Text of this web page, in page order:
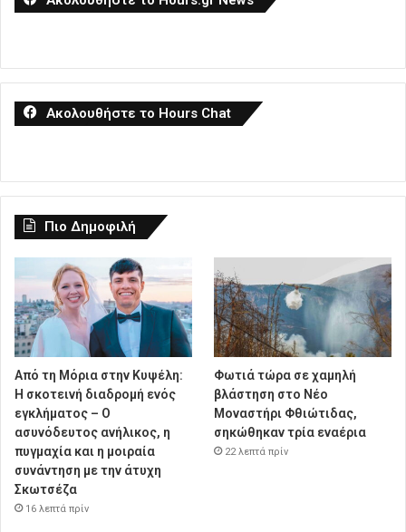
Ακολουθήστε το Hours Chat
Πιο Δημοφιλή
Από τη Μόρια στην Κυψέλη:
Η σκοτεινή διαδρομή ενός
εγκλήματος – Ο
ασυνόδευτος ανήλικος, η
πυγμαχία και η μοιραία
συνάντηση με την άτυχη
Σκωτσέζα
16 λεπτά πρίν
Φωτιά τώρα σε χαμηλή
βλάστηση στο Νέο
Μοναστήρι Φθιώτιδας,
σηκώθηκαν τρία εναέρια
22 λεπτά πρίν